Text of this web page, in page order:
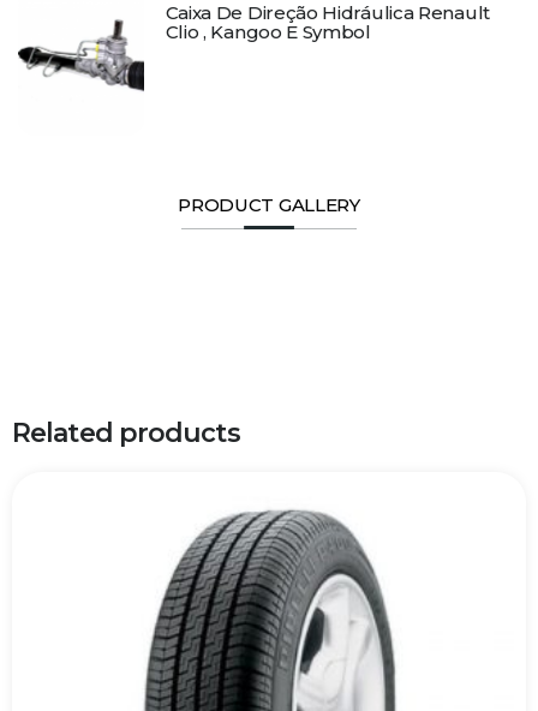
Caixa De Direção Hidráulica Renault
Clio , Kangoo E Symbol
PRODUCT GALLERY
Related products